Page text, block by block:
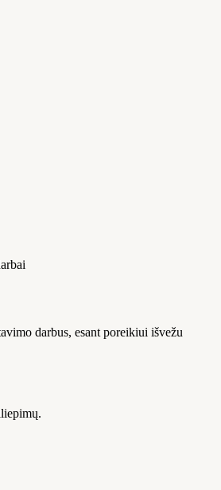
darbus, esant poreikiui išvežu